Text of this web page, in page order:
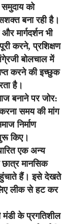
को
बना रही है।
मार्गदर्शन भी
करने, प्रशिक्षण
बोलचाल में
करने की इच्छुक
है।
बनाने पर जोर:
समय की मांग
निर्माण
किए।
एक अन्य
मानसिक
हैं। इसे देखते
लीक से हट कर
के प्रगतिशील